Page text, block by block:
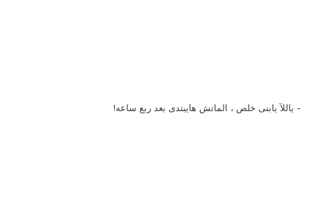
- ياللآ يابنى خلص ، الماتش هايبتدى بعد ربع ساعه!